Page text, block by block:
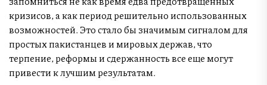
кризисов, а как период решительно использованных
возможностей. Это стало бы значимым сигналом для
простых пакистанцев и мировых держав, что
терпение, реформы и сдержанность все еще могут
привести к лучшим результатам.